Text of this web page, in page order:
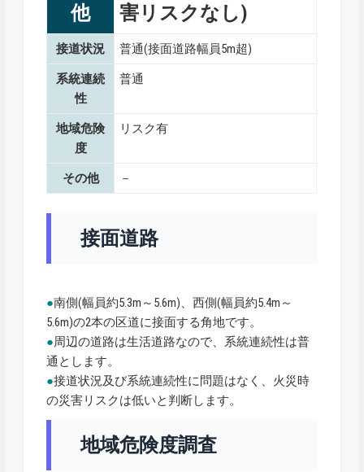
他
害リスクなし)
接道状況 普通(接面道路幅員5m超)
系統連続
性
普通
地域危険
度
リスク有
その他 －
接面道路
●南側(幅員約5.3m～5.6m)、西側(幅員約5.4m～
5.6m)の2本の区道に接面する角地です。
●周辺の道路は生活道路なので、系統連続性は普
通とします。
●接道状況及び系統連続性に問題はなく、火災時
の災害リスクは低いと判断します。
地域危険度調査